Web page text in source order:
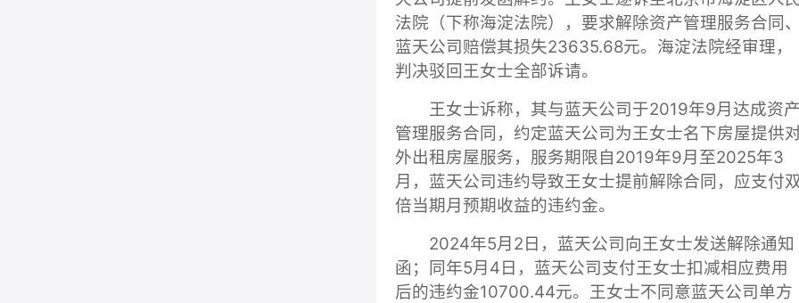
法院（下称海淀法院），要求解除资产管理服务合同、
蓝天公司赔偿其损失23635.68元。海淀法院经审理，
判决驳回王女士全部诉请。
王女士诉称，其与蓝天公司于2019年9月达成资产
管理服务合同，约定蓝天公司为王女士名下房屋提供
外出租房屋服务，服务期限自2019年9月至2025年3
月，蓝天公司违约导致王女士提前解除合同，应支付双
倍当期月预期收益的违约金。
2024年5月2日，蓝天公司向王女士发送解除通知
函；同年5月4日，蓝天公司支付王女士扣减相应费用
后的违约金10700.44元。王女士不同意蓝天公司单方